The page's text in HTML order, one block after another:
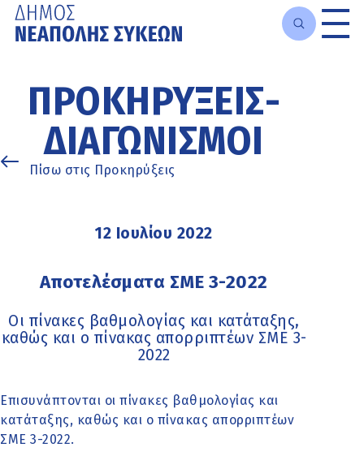
κυρίως
περιεχόμενο
ΠΡΟΚΗΡΎΞΕΙΣ-
ΔΙΑΓΩΝΙΣΜΟΊ
Πίσω στις Προκηρύξεις
12 Ιουλίου 2022
Αποτελέσματα ΣΜΕ 3-2022
Οι πίνακες βαθμολογίας και κατάταξης,
καθώς και ο πίνακας απορριπτέων ΣΜΕ 3-
2022
Επισυνάπτονται οι πίνακες βαθμολογίας και
κατάταξης, καθώς και ο πίνακας απορριπτέων
ΣΜΕ 3-2022.